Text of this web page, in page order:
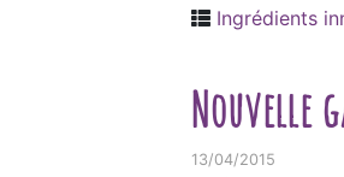
Ingrédients
Nouvelle
13/04/2015